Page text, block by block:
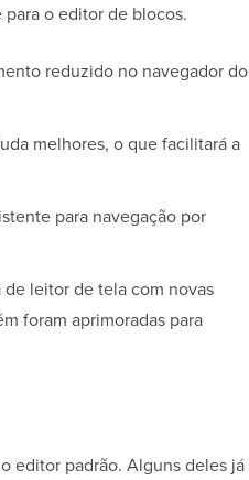
para o editor de blocos.
reduzido no navegador do
melhores, o que facilitará a
para navegação por
de leitor de tela com novas
foram aprimoradas para
editor padrão. Alguns deles já